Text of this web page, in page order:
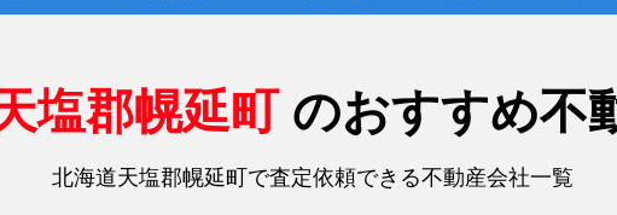
塩郡幌延町 のおすすめ不
北海道天塩郡幌延町で査定依頼できる不動産会社一覧